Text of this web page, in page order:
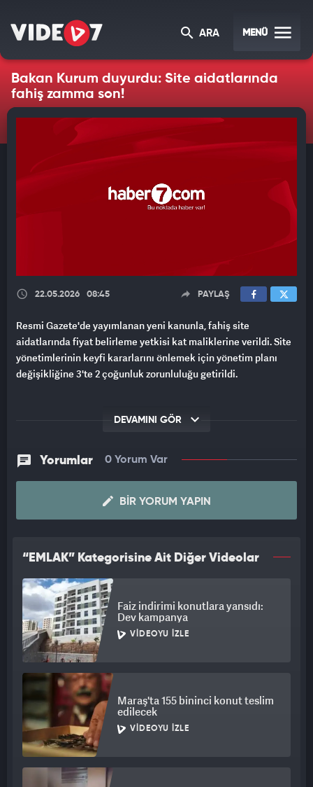
ARA MENÜ
Bakan Kurum duyurdu: Site aidatlarında
fahiş zamma son!
22.05.2026 08:45 PAYLAŞ
Resmi Gazete'de yayımlanan yeni kanunla, fahiş site
aidatlarında fiyat belirleme yetkisi kat maliklerine verildi. Site
yönetimlerinin keyfi kararlarını önlemek için yönetim planı
değişikliğine 3'te 2 çoğunluk zorunluluğu getirildi.
DEVAMINI GÖR
Yorumlar 0 Yorum Var
BIR YORUM YAPIN
“EMLAK” Kategorisine Ait Diğer Videolar
Faiz indirimi konutlara yansıdı:
Dev kampanya
VIDEOYU İZLE
Maraş'ta 155 bininci konut teslim
edilecek
VIDEOYU İZLE